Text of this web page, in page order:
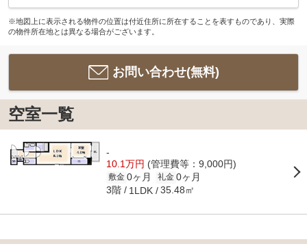
※地図上に表示される物件の位置は付近住所に所在することを表すものであり、実際
の物件所在地とは異なる場合がございます。
お問い合わせ(無料)
空室一覧
-
10.1万円 (管理費等：9,000円)
敷金 0ヶ月 礼金 0ヶ月
3階 1LDK 35.48㎡